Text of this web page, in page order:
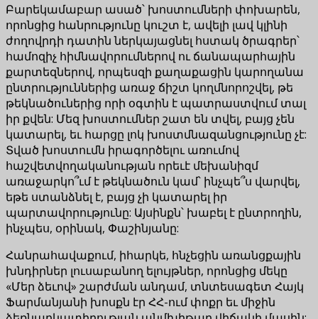
Բարեկամաբար ասած՝ խոստումների փոխարեն,
որոնցից հանրությունը կուշտ է, ավելի լավ կլինի
ժողովրդի դատին ներկայացնել հստակ ծրագրեր՝
համոզիչ հիմնավորումներով ու ճանապարհային
քարտեզներով, որպեսզի քաղաքացին կարողանա
ընտրություններից առաջ ճիշտ կողմնորոշվել, թե
թեկնածուներից որի օգտին է պատրաստվում տալ
իր քվեն: Մեզ խոստումներ շատ են տվել, բայց չեն
կատարել, եւ հարցը լոկ խոստմնազանցությունը չէ:
Տված խոստումն իրագործելու առումով
հաշվետվողականության որեւէ մեխանիզմ
առաջարկո՞ւմ է թեկնածուն կամ՝ ինչպե՞ս վարվել,
եթե ստանձնել է, բայց չի կատարել իր
պարտավորությունը: Այսինքն՝ խաբել է ընտրողին,
ինչպես, օրինակ, Փաշինյանը:
Հանրահավաքում, իհարկե, հնչեցին առանցքային
խնդիրներ լուսաբանող ելույթներ, որոնցից մեկը
«Մեր ձեւով» շարժման անդամ, տնտեսագետ Հայկ
Ֆարմանյանի խոսքն էր ՀՀ-ում փոքր եւ միջին